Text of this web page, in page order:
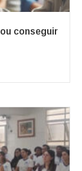
conseguir